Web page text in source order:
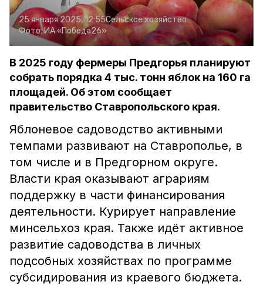
25 января 2025, 12:55Сельское хозяйство
Фото:ИА «Победа26»
В 2025 году фермеры Предгорья планируют
собрать порядка 4 тыс. тонн яблок на 160 га
площадей. Об этом сообщает
правительство Ставропольского края.
Яблоневое садоводство активными
темпами развивают на Ставрополье, в
том числе и в Предгорном округе.
Власти края оказывают аграриям
поддержку в части финансирования
деятельности. Курирует направление
минсельхоз края. Также идёт активное
развитие садоводства в личных
подсобных хозяйствах по программе
субсидирования из краевого бюджета.